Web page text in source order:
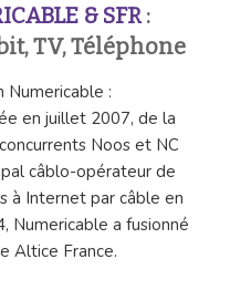
& SFR:
TV, Téléphone
Numericable :
en juillet 2007, de la
Noos et NC
câblo-opérateur de
à Internet par câble en
Numericable a fusionné
Altice France.